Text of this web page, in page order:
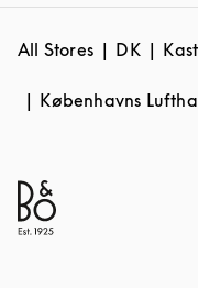
All Stores DK
Københavns